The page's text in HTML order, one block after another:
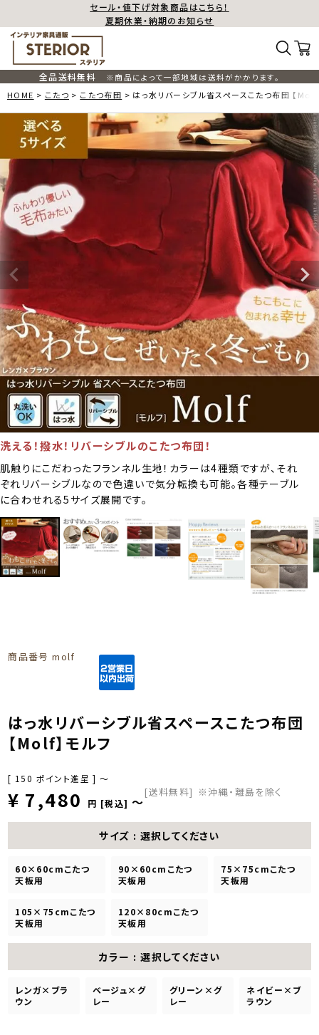
セール・値下げ対象商品はこちら！
夏期休業・納期のお知らせ
全品送料無料
※商品によって一部地域は送料がかかります。
HOME
こたつ こたつ布団 はっ水リバーシブル省スペースこたつ布団 【Molf
洗える！撥水！リバーシブルのこたつ布団！
肌触りにこだわったフランネル生地！カラーは4種類ですが、それ
ぞれリバーシブルなので色違いで気分転換も可能。各種テーブル
に合わせれる5サイズ展開です。
商品番号 molf
はっ水リバーシブル省スペースこたつ布団
【Molf】モルフ
[ 150 ポイント進呈 ] 〜
¥ 7,480 税込 〜
[送料無料] ※沖縄・離島を除く
サイズ 選択してください
60×60cmこたつ
天板用
90×60cmこたつ
天板用
75×75cmこたつ
天板用
105×75cmこたつ
天板用
120×80cmこたつ
天板用
カラー 選択してください
レンガ×ブラ
ウン
ベージュ×グ
レー
グリーン×グ
レー
ネイビー×ブ
ラウン